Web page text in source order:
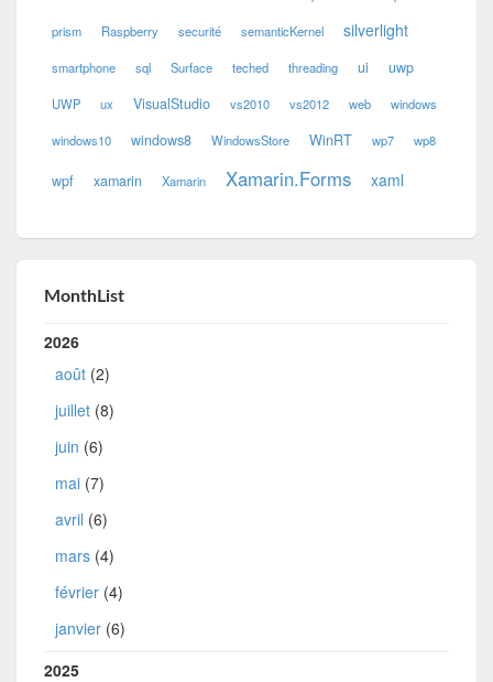
prism Raspberry securité semanticKernel silverlight
smartphone sql Surface teched threading ui uwp
UWP ux VisualStudio vs2010 vs2012 web windows
windows10 windows8 WindowsStore WinRT wp7 wp8
wpf xamarin Xamarin Xamarin.Forms xaml
MonthList
2026
août (2)
juillet (8)
juin (6)
mai (7)
avril (6)
mars (4)
février (4)
janvier (6)
2025